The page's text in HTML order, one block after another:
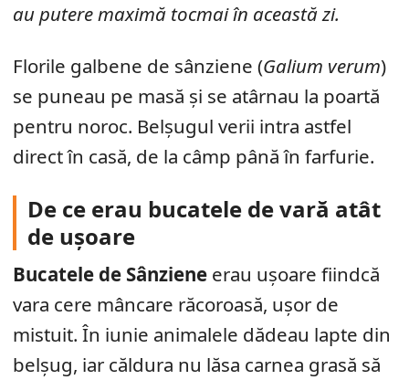
au putere maximă tocmai în această zi.
Florile galbene de sânziene (Galium verum)
se puneau pe masă și se atârnau la poartă
pentru noroc. Belșugul verii intra astfel
direct în casă, de la câmp până în farfurie.
De ce erau bucatele de vară atât
de ușoare
Bucatele de Sânziene erau ușoare fiindcă
vara cere mâncare răcoroasă, ușor de
mistuit. În iunie animalele dădeau lapte din
belșug, iar căldura nu lăsa carnea grasă să